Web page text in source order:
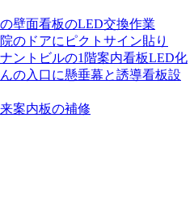
壁面看板のLED交換作業
のドアにピクトサイン貼り
ントビルの1階案内看板LED化
の入口に懸垂幕と誘導看板設
案内板の補修